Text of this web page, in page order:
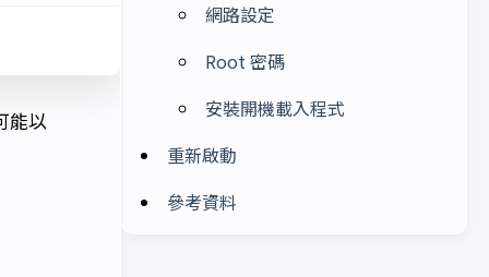
網路設定
Root 密碼
安裝開機載入程式
重新啟動
參考資料
能以